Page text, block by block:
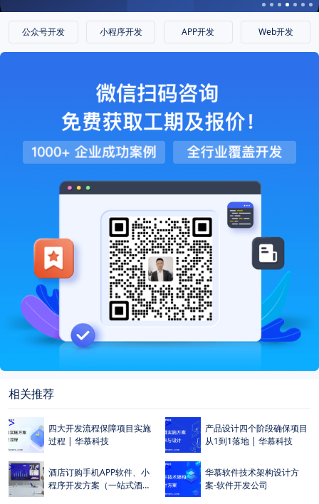
公众号开发 小程序开发 APP开发 Web开发
相关推荐
>
四大开发流程保障项目实施
过程 | 华慕科技
>
产品设计四个阶段确保项目
从1到1落地 | 华慕科技
>
酒店订购手机APP软件、小
程序开发方案（一站式酒店
>
华慕软件技术架构设计方
案-软件开发公司